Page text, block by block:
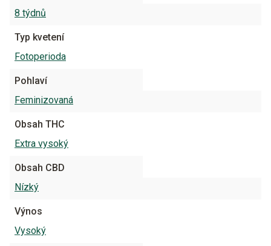
8 týdnů
Typ kvetení
Fotoperioda
Pohlaví
Feminizovaná
Obsah THC
Extra vysoký
Obsah CBD
Nízký
Výnos
Vysoký